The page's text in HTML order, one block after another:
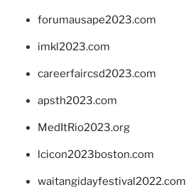
forumausape2023.com
imkl2023.com
careerfaircsd2023.com
apsth2023.com
MedItRio2023.org
lcicon2023boston.com
waitangidayfestival2022.com